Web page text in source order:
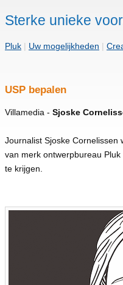
Sterke unieke
Pluk Uw mogelijkheden
USP bepalen
Villamedia - Sjoske
Journalist Sjoske Cornelissen
van merk ontwerpbureau
te krijgen.